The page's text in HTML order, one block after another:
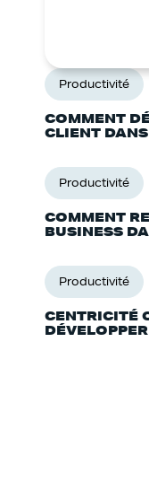
Productivité
COMMENT
CLIENT
Productivité
COMMENT
BUSINESS
Productivité
CENTRICITÉ